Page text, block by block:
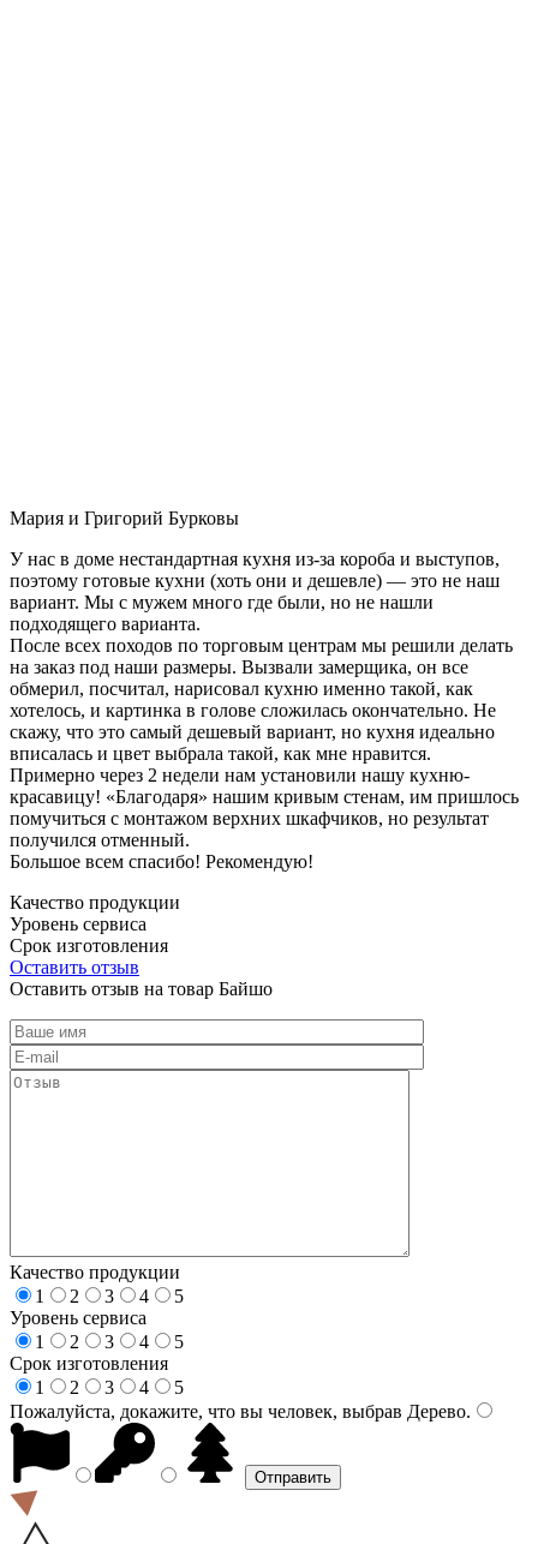
Мария и Григорий Бурковы
У нас в доме нестандартная кухня из-за короба и выступов,
поэтому готовые кухни (хоть они и дешевле) — это не наш
вариант. Мы с мужем много где были, но не нашли
подходящего варианта.
После всех походов по торговым центрам мы решили делать
на заказ под наши размеры. Вызвали замерщика, он все
обмерил, посчитал, нарисовал кухню именно такой, как
хотелось, и картинка в голове сложилась окончательно. Не
скажу, что это самый дешевый вариант, но кухня идеально
вписалась и цвет выбрала такой, как мне нравится.
Примерно через 2 недели нам установили нашу кухню-
красавицу! «Благодаря» нашим кривым стенам, им пришлось
помучиться с монтажом верхних шкафчиков, но результат
получился отменный.
Большое всем спасибо! Рекомендую!
Качество продукции
Уровень сервиса
Срок изготовления
Оставить отзыв
Оставить отзыв на товар Байшо
Качество продукции
1
2 3 4
5
Уровень сервиса
1
2 3 4
5
Срок изготовления
1
2 3 4
5
Пожалуйста, докажите, что вы человек, выбрав Дерево.